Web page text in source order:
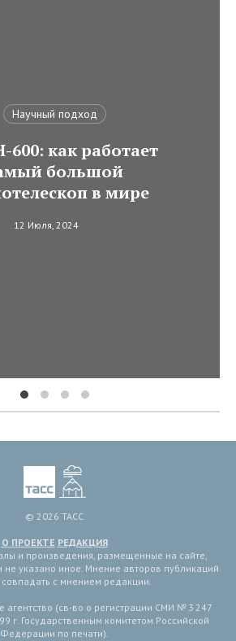
Научный подход
600: как работает
большой
в мире
12 Июля, 2024
© 2026 ТАСС
О ПРОЕКТЕ РЕДАКЦИЯ
и произведения, размещенные на сайте,
не указано иное. Мнение авторов публикаций
с мнением редакции.
(св-во о регистрации СМИ № 3 247
г. Государственным комитетом Российской
Федерации по печати).